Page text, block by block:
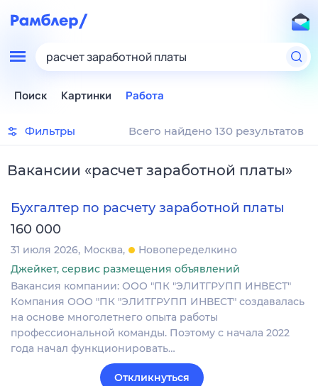
расчет заработной платы
Поиск Картинки Работа
Фильтры Всего найдено 130 результатов
Вакансии «расчет заработной платы»
Бухгалтер по расчету заработной платы
160 000
31 июля 2026 Москва
Новопеределкино
Джейкет, сервис размещения объявлений
Вакансия компании: ООО "ПК "ЭЛИТГРУПП ИНВЕСТ"
Компания ООО "ПК "ЭЛИТГРУПП ИНВЕСТ" создавалась
на основе многолетнего опыта работы
профессиональной команды. Поэтому с начала 2022
года начал функционировать…
Откликнуться